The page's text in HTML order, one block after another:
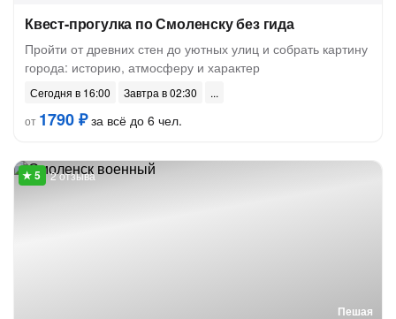
Квест-прогулка по Смоленску без гида
Пройти от древних стен до уютных улиц и собрать картину
города: историю, атмосферу и характер
Сегодня в 16:00
Завтра в 02:30
от 1790 ₽за всё до 6 чел.
Пешая
2 отзыва